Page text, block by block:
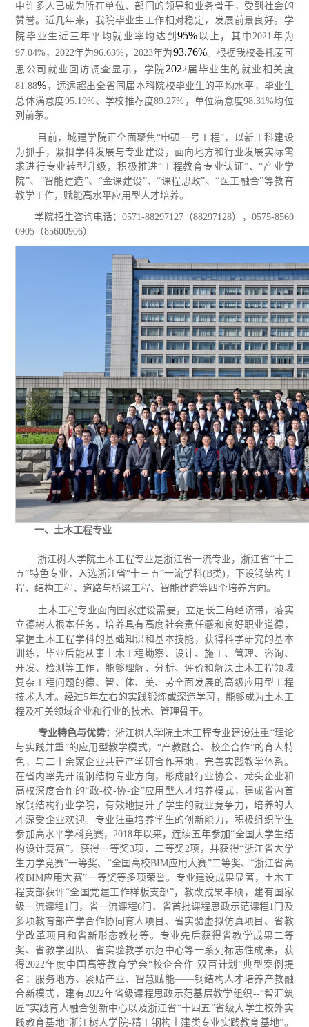
中许多人已成为所在单位、部门的领导和业务骨干，受到社会的
赞誉。近几年来，我院毕业生工作相对稳定，发展前景良好。 学
院毕业生近三年平均就业率均达到95% 以上，其中2021年为
97.04%，2022年为96.63%，2023年为93.76%。根据我校委托麦可
思公司就业回访调查显示，学院 2022届毕业生的就业相关度
81.88% ，远远超出全省同届本科院校毕业生的平均水平，毕业生
总体满意度95.19%、学校推荐度89.27%，单位满意度98.31%均位
列前茅。
目前，城建学院正全面聚焦“申硕一号工程”，以新工科建设
为抓手， 紧扣学科发展与专业建设 ，面向地方和行业发展实际需
求进行专业转型升级 ， 积极推进“工程教育专业认证”、“产业学
院”、“智能建造”、“金课建设”、“课程思政”、“医工融合”等教育
教学工作， 赋能高水平应用型人才培养。
学院招生咨询电话：0571-88297127（88297128），0575-8560
0905（85600906）
一、土木工程专业
浙江树人学院土木工程专业是浙江省一流专业，浙江省“十三
五”特色专业，入选浙江省“十三五”一流学科(B类)，下设钢结构工
程、结构工程、道路与桥梁工程、智能建造等四个培养方向。
土木工程专业面向国家建设需要，立足长三角经济带，落实
立德树人根本任务，培养具有高度社会责任感和良好职业道德，
掌握土木工程学科的基础知识和基本技能，获得科学研究的基本
训练，毕业后能从事土木工程勘察、设计、施工、管理、咨询、
开发、检测等工作，能够理解、分析、评价和解决土木工程领域
复杂工程问题的德、智、体、美、劳全面发展的高级应用型工程
技术人才。经过5年左右的实践锻炼或深造学习，能够成为土木工
程及相关领域企业和行业的技术、管理骨干。
专业特色与优势： 浙江树人学院土木工程专业建设注重“理论
与实践并重”的应用型教学模式，“产教融合、校企合作”的育人特
色，与二十余家企业共建产学研合作基地，完善实践教学体系。
在省内率先开设钢结构专业方向，形成融行业协会、龙头企业和
高校深度合作的“政-校-协-企”应用型人才培养模式，建成省内首
家钢结构行业学院，有效地提升了学生的就业竞争力，培养的人
才深受企业欢迎。专业注重培养学生的创新能力，积极组织学生
参加高水平学科竞赛，2018年以来，连续五年参加“全国大学生结
构设计竞赛”，获得一等奖3项、二等奖2项，并获得“浙江省大学
生力学竞赛”一等奖、“全国高校BIM应用大赛”二等奖、“浙江省高
校BIM应用大赛”一等奖等多项荣誉。专业建设成果显著， 土木工
程支部获评“全国党建工作样板支部”， 教改成果丰硕，建有国家
级一流课程1门，省一流课程6门、省首批课程思政示范课程1门及
多项教育部产学合作协同育人项目、省实验虚拟仿真项目、省教
学改革项目和省新形态教材等。专业先后获得省教学成果二等
奖、省教学团队、省实验教学示范中心等一系列标志性成果，获
得2022年度中国高等教育学会“校企合作 双百计划”典型案例提
名：服务地方、紧贴产业、智慧赋能——钢结构人才培养产教融
合新模式，建有2022年省级课程思政示范基层教学组织--“智汇筑
匠”实践育人融合创新中心以及浙江省“十四五”省级大学生校外实
践教育基地“浙江树人学院-精工钢构土建类专业实践教育基地”。